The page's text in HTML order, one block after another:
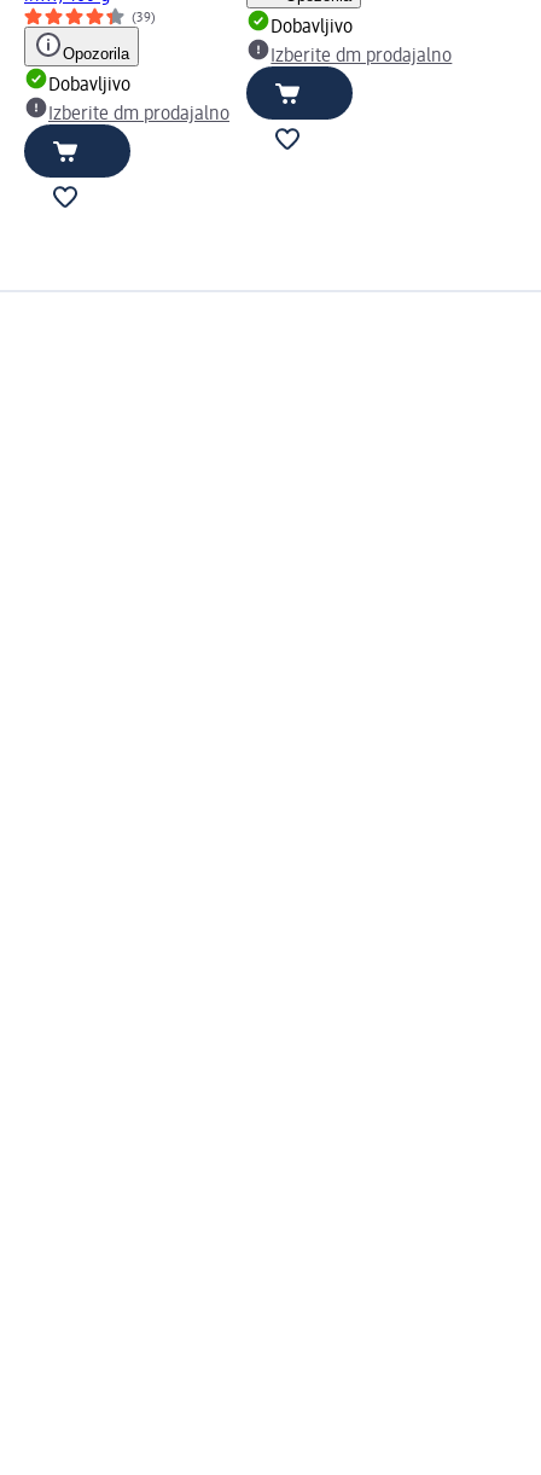
(39)
Opozorila
Dobavljivo
Izberite dm prodajalno
Dobavljivo
Izberite dm prodajalno